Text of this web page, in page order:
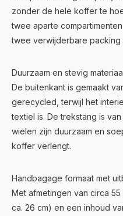
zonder de hele koffer te
twee aparte
twee verwijderbare packing
Duurzaam en stevig
De buitenkant is gemaakt
gerecycled, terwijl het
textiel is. De trekstang is
wielen zijn duurzaam en
koffer verlengt.
Handbagage formaat met
Met afmetingen van circa
ca. 26 cm) en een inhoud